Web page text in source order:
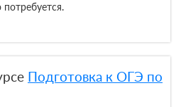
Подготовка к ОГЭ по